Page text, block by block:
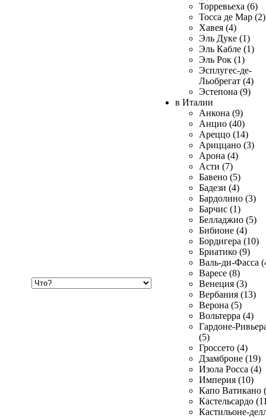
Торревьеха (6)
Тосса де Мар (2)
Хавея (4)
Эль Дуке (1)
Эль Кабле (1)
Эль Рок (1)
Эсплугес-де-
Льобрегат (4)
Эстепона (9)
в Италии
Анкона (9)
Анцио (40)
Ареццо (14)
Ариццано (3)
Арона (4)
Асти (7)
Бавено (5)
Бадези (4)
Бардолино (3)
Барчис (1)
Белладжио (5)
Бибионе (4)
Бордигера (10)
Бриатико (9)
Валь-ди-Фасса
Варесе (8)
Венеция (3)
Вербания (13)
Верона (5)
Вольтерра (4)
Гардоне-
(5)
Гроссето (4)
Дзамброне (19)
Изола Росса (4)
Империя (10)
Капо Ватикано
Кастельсардо
Кастильоне-